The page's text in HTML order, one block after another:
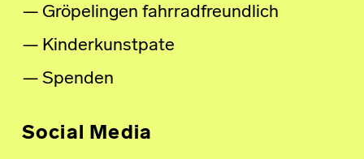
Gröpelingen fahrradfreundlich
Kinderkunstpate
Spenden
Social Media